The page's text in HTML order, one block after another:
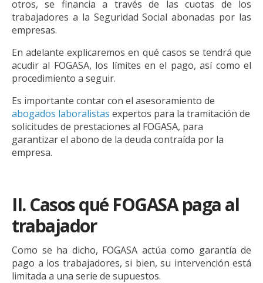
otros, se financia a través de las cuotas de los
trabajadores a la Seguridad Social abonadas por las
empresas.
En adelante explicaremos en qué casos se tendrá que
acudir al FOGASA, los límites en el pago, así como el
procedimiento a seguir.
Es importante contar con el asesoramiento de
abogados laboralistas expertos para la tramitación de
solicitudes de prestaciones al FOGASA, para
garantizar el abono de la deuda contraída por la
empresa.
II. Casos qué FOGASA paga al
trabajador
Como se ha dicho, FOGASA actúa como garantía de
pago a los trabajadores, si bien, su intervención está
limitada a una serie de supuestos.